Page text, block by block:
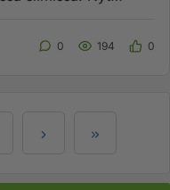
0 194 0